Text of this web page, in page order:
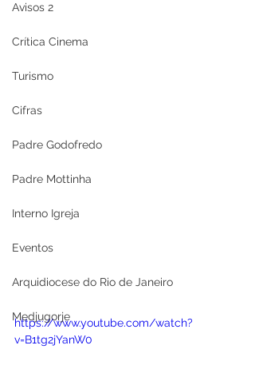
Avisos 2
Crítica Cinema
Turismo
Cifras
Padre Godofredo
Padre Mottinha
Interno Igreja
Eventos
Arquidiocese do Rio de Janeiro
Medjugorje
https://www.youtube.com/watch?
v=B1tg2jYanW0